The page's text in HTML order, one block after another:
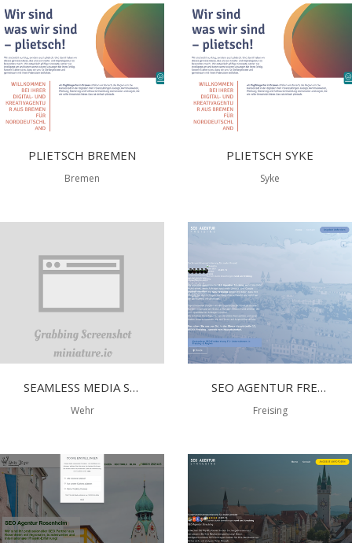
PLIETSCH BREMEN
Bremen
PLIETSCH SYKE
Syke
SEAMLESS MEDIA SOLUTIONS E. K.
Wehr
SEO AGENTUR FREISING
Freising